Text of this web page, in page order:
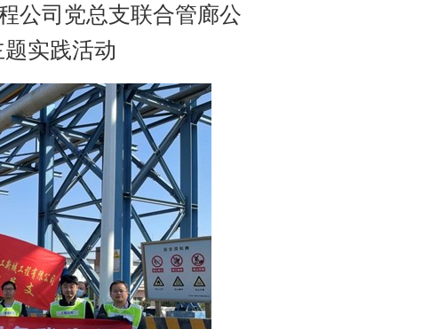
公司党总支联合管廊公
实践活动